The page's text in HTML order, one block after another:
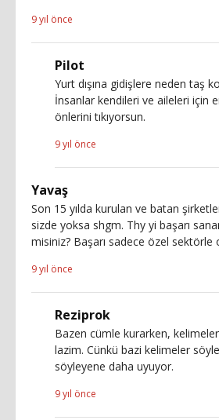
9 yıl önce
Pilot
Yurt dışına gidişlere neden taş
İnsanlar kendileri ve aileleri için
önlerini tıkıyorsun.
9 yıl önce
Yavaş
Son 15 yılda kurulan ve batan
sizde yoksa shgm. Thy yi başarı
misiniz? Başarı sadece özel sektörle
9 yıl önce
Reziprok
Bazen cümle kurarken,
lazim. Cünkü bazi kelimeler
söyleyene daha uyuyor.
9 yıl önce